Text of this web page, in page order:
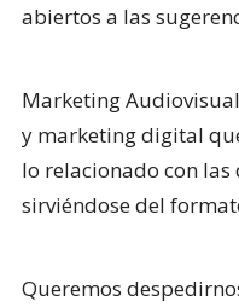
abiertos a las
Marketing
y marketing digital
lo relacionado con
sirviéndose del
Queremos